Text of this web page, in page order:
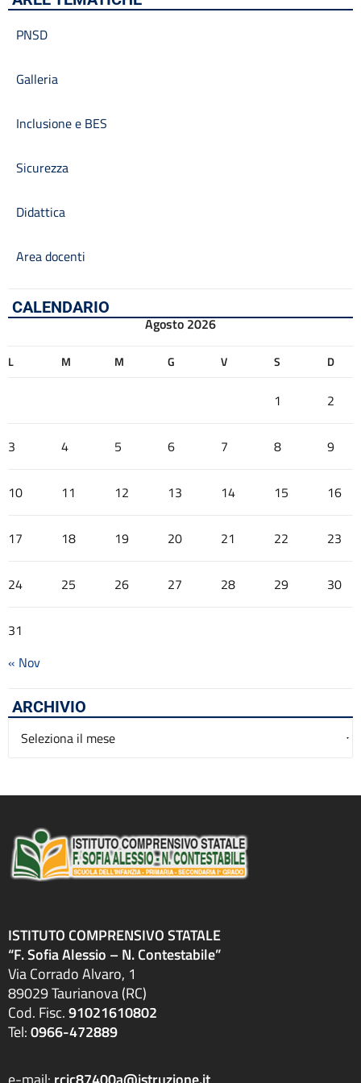
PNSD
Galleria
Inclusione e BES
Sicurezza
Didattica
Area docenti
CALENDARIO
Agosto 2026
L M M G V S D
1 2
3 4 5 6 7 8 9
10 11 12 13 14 15 16
17 18 19 20 21 22 23
24 25 26 27 28 29 30
31
« Nov
ARCHIVIO
Archivio
ISTITUTO COMPRENSIVO STATALE
“F. Sofia Alessio – N. Contestabile”
Via Corrado Alvaro, 1
89029 Taurianova (RC)
Cod. Fisc.91021610802
Tel:0966-472889